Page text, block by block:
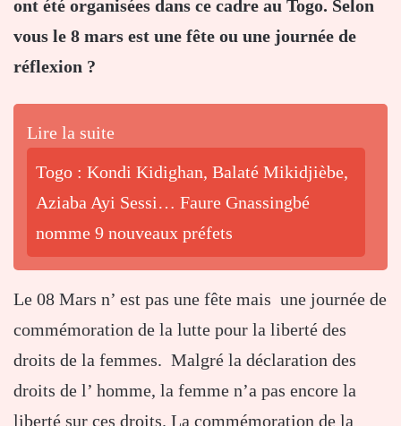
ont été organisées dans ce cadre au Togo. Selon
vous le 8 mars est une fête ou une journée de
réflexion ?
Lire la suite
Togo : Kondi Kidighan, Balaté Mikidjièbe,
Aziaba Ayi Sessi… Faure Gnassingbé
nomme 9 nouveaux préfets
Le 08 Mars n’ est pas une fête mais une journée de
commémoration de la lutte pour la liberté des
droits de la femmes. Malgré la déclaration des
droits de l’ homme, la femme n’a pas encore la
liberté sur ces droits. La commémoration de la